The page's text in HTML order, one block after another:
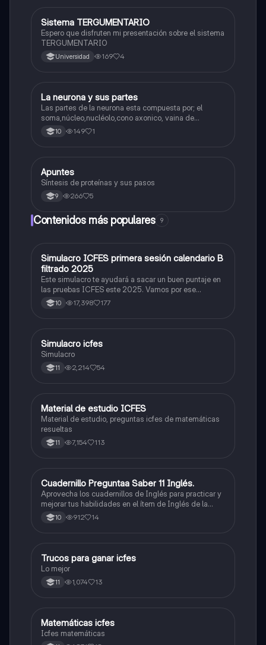
Biologia
Sistema TERGUMENTARIO
Espero que disfruten mi presentación sobre el sistema
TERGUMENTARIO
Universidad 169 4
Biologia
La neurona y sus partes
Las partes de la neurona esta compuesta por; el
soma,núcleo,nucléolo,cono axonico, vaina de
mielina,celula schwan,núcleo de schwann,nódulo de
Ranvier,terminal axonico Arborizacion terminal, botón
10 149 1
Biologia
Apuntes
Síntesis de proteínas y sus pasos
9 266 5
Contenidos más populares 9
ICFES: Matemáticas
Simulacro ICFES primera sesión calendario B
filtrado 2025
Este simulacro te ayudará a sacar un buen puntaje en
las pruebas ICFES este 2025. Vamos por ese
500/500. Y poder ser admitido en la universidad que
quieras, estudiar la carrera que quieres y no la que te
10 17,398 177
ICFES: Lectura Crítica
Simulacro icfes
Simulacro
11 2,214 54
ICFES: Matemáticas
Material de estudio ICFES
Material de estudio, preguntas icfes de matemáticas
resueltas
11 7,154 113
ICFES: Inglés
Cuadernillo Preguntaa Saber 11 Inglés.
Aprovecha los cuadernillos de Inglés para practicar y
mejorar tus habilidades en el ítem de Inglés de la
Prueba Saber 11. 🫡
10 912 14
Química
Trucos para ganar icfes
Lo mejor
11 1,074 13
ICFES: Matemáticas
Matemáticas icfes
Icfes matemáticas